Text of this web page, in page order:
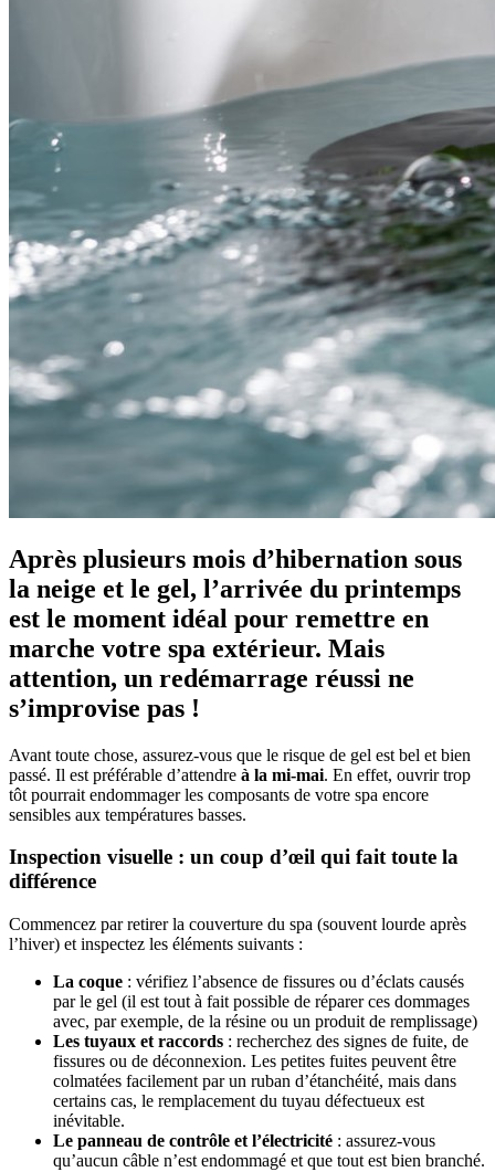
Après plusieurs mois d’hibernation sous
la neige et le gel, l’arrivée du printemps
est le moment idéal pour remettre en
marche votre spa extérieur. Mais
attention, un redémarrage réussi ne
s’improvise pas !
Avant toute chose, assurez-vous que le risque de gel est bel et bien
passé. Il est préférable d’attendre à la mi-mai. En effet, ouvrir trop
tôt pourrait endommager les composants de votre spa encore
sensibles aux températures basses.
Inspection visuelle : un coup d’œil qui fait toute la
différence
Commencez par retirer la couverture du spa (souvent lourde après
l’hiver) et inspectez les éléments suivants :
La coque : vérifiez l’absence de fissures ou d’éclats causés
par le gel (il est tout à fait possible de réparer ces dommages
avec, par exemple, de la résine ou un produit de remplissage)
Les tuyaux et raccords : recherchez des signes de fuite, de
fissures ou de déconnexion. Les petites fuites peuvent être
colmatées facilement par un ruban d’étanchéité, mais dans
certains cas, le remplacement du tuyau défectueux est
inévitable.
Le panneau de contrôle et l’électricité : assurez-vous
qu’aucun câble n’est endommagé et que tout est bien branché.